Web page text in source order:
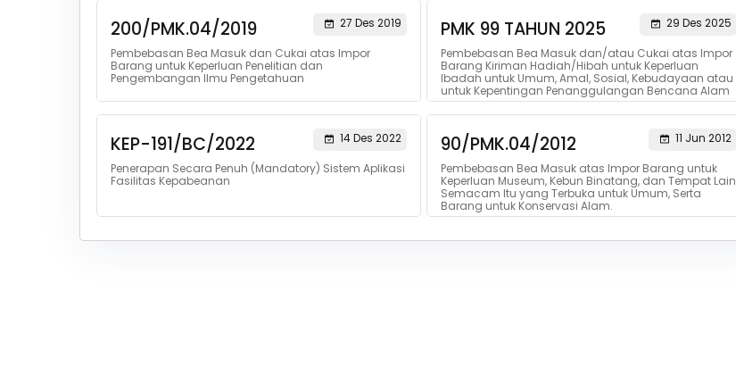
200/PMK.04/2019
27 Des 2019
Pembebasan Bea Masuk dan Cukai atas Impor
Barang untuk Keperluan Penelitian dan
Pengembangan Ilmu Pengetahuan
PMK 99 TAHUN 2025
29 Des 2025
Pembebasan Bea Masuk dan/atau Cukai atas Impor
Barang Kiriman Hadiah/Hibah untuk Keperluan
Ibadah untuk Umum, Amal, Sosial, Kebudayaan atau
untuk Kepentingan Penanggulangan Bencana Alam
KEP-191/BC/2022
14 Des 2022
Penerapan Secara Penuh (Mandatory) Sistem Aplikasi
Fasilitas Kepabeanan
90/PMK.04/2012
11 Jun 2012
Pembebasan Bea Masuk atas Impor Barang untuk
Keperluan Museum, Kebun Binatang, dan Tempat Lain
Semacam Itu yang Terbuka untuk Umum, Serta
Barang untuk Konservasi Alam.